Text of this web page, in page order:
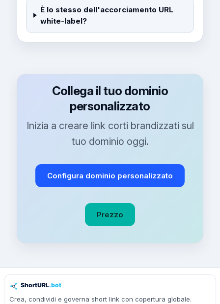
È lo stesso dell'accorciamento URL
white-label?
Collega il tuo dominio
personalizzato
Inizia a creare link corti brandizzati sul
tuo dominio oggi.
Configura dominio personalizzato
Prezzo
Crea, condividi e governa short link con copertura globale.